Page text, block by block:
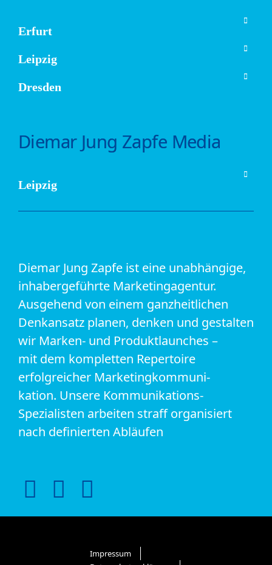
Erfurt
Leipzig
Dresden
Diemar Jung Zapfe Media
Leipzig
Diemar Jung Zapfe ist eine unabhängige,
inhabergeführte Marketingagentur.
Ausgehend von einem ganzheitlichen
Denkansatz planen, denken und gestalten
wir Marken- und Produktlaunches –
mit dem kompletten Repertoire
erfolgreicher Marketingkommuni-
kation. Unsere Kommunikations-
Spezialisten arbeiten straff organisiert
nach definierten Abläufen
Impressum